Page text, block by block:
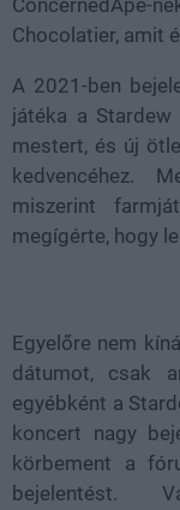
Chocolatier, amit
A 2021-ben
játéka a
mestert, és új
kedvencéhez.
miszerint
megígérte, hogy
Egyelőre nem
dátumot, csak
egyébként a
koncert nagy
körbement a
bejelentést.